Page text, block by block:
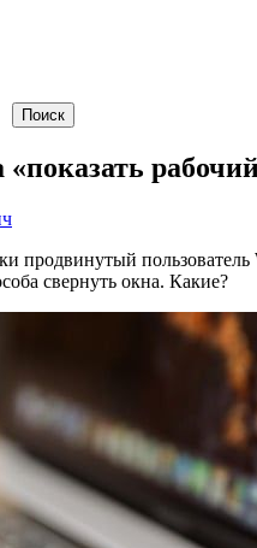
продвинутый
свернуть окна. Какие?